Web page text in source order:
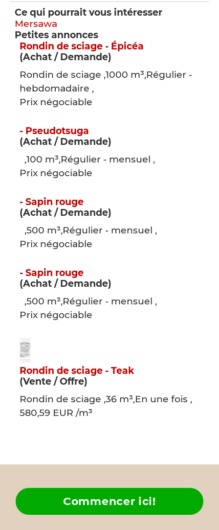
Ce qui pourrait vous intéresser
Mersawa
Petites annonces
Rondin de sciage - Épicéa
(Achat / Demande)
Rondin de sciage ,1000 m³,Régulier -
hebdomadaire ,
Prix négociable
- Pseudotsuga
(Achat / Demande)
,100 m³,Régulier - mensuel ,
Prix négociable
- Sapin rouge
(Achat / Demande)
,500 m³,Régulier - mensuel ,
Prix négociable
- Sapin rouge
(Achat / Demande)
,500 m³,Régulier - mensuel ,
Prix négociable
Rondin de sciage - Teak
(Vente / Offre)
Rondin de sciage ,36 m³,En une fois ,
580,59 EUR /m³
Commencer ici!